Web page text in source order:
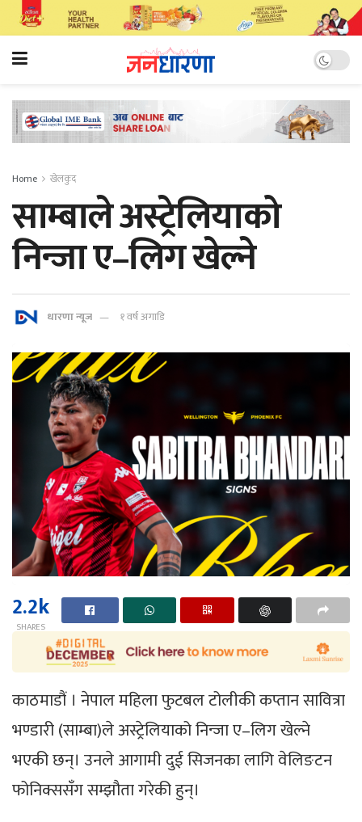
Home खेलकुद
साम्बाले अस्ट्रेलियाको
निन्जा ए–लिग खेल्ने
धारणा न्यूज १ वर्ष अगाडि
2.2k
SHARES
काठमाडौं । नेपाल महिला फुटबल टोलीकी कप्तान सावित्रा
भण्डारी (साम्बा)ले अस्ट्रेलियाको निन्जा ए–लिग खेल्ने
भएकी छन्। उनले आगामी दुई सिजनका लागि वेलिङटन
फोनिक्ससँग सम्झौता गरेकी हुन्।